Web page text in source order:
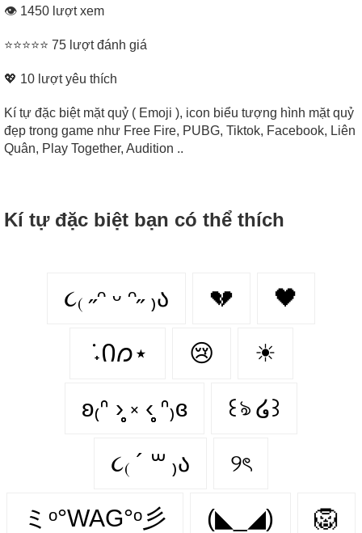
👁 1450 lượt xem
⭐⭐⭐⭐⭐ 75 lượt đánh giá
💖 10 lượt yêu thích
Kí tự đặc biệt mặt quỷ ( Emoji ), icon biểu tượng hình mặt quỷ
đẹp trong game như Free Fire, PUBG, Tiktok, Facebook, Liên
Quân, Play Together, Audition ..
Kí tự đặc biệt bạn có thể thích
૮₍ ˶ᵔ ᵕ ᵔ˶ ₎ა 💔 🖤
݁ ˖Ი𐑼⋆ 😢 ☀
ʚ₍ᐢ ›̥̥̥ ༝ ‹̥̥̥ ᐢ₎ɞ ꒰ঌ ໒꒱
૮₍ ´ ꒳ ₎ა ୨ৎ
ミᵒ°WAG°ᵒ彡 (◣_◢) 🦁